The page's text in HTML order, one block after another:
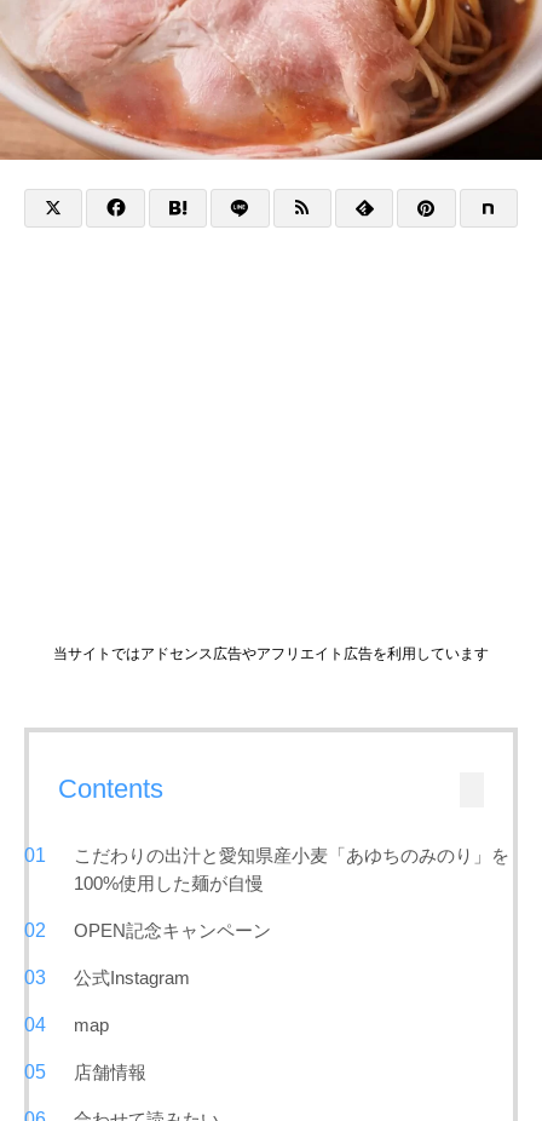
当サイトではアドセンス広告やアフリエイト広告を利用しています
Contents
こだわりの出汁と愛知県産小麦「あゆちのみのり」を
100%使用した麺が自慢
OPEN記念キャンペーン
公式Instagram
map
店舗情報